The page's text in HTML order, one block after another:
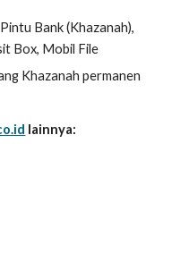
Bank (Khazanah),
Box, Mobil File
Khazanah permanen
lainnya: